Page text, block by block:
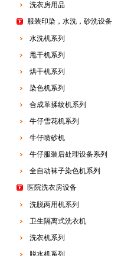
洗衣房用品
服装印染，水洗，砂洗设备
水洗机系列
甩干机系列
烘干机系列
染色机系列
合成革揉纹机系列
牛仔雪花机系列
牛仔喷砂机
牛仔服装后处理设备系列
全自动袜子染色机系列
医院洗衣房设备
洗脱两用机系列
卫生隔离式洗衣机
洗衣机系列
脱水机系列